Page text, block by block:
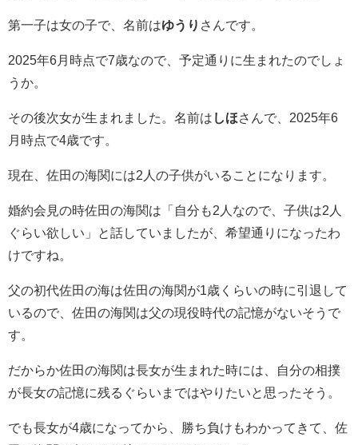
第一子は女の子で、名前はゆうり さんです。
2025年6月時点で7歳なので、予定通りに生まれたのでしょ
うか。
その後次女が生まれました。名前は しほさんで、2025年6
月時点で4歳です。
現在、佐田の海関には2人の子供がいることになります。
婚約会見の時佐田の海関は「自分も2人なので、子供は2人
ぐらい欲しい」と話していましたが、希望通りになったわ
けですね。
父の初代佐田の海は佐田の海関が1歳くらいの時に引退して
いるので、佐田の海関は父の現役時代の記憶がないそうで
す。
だからか佐田の海関は長女が生まれた時には、自分の相撲
が長女の記憶に残るぐらいまではやりたいと思ったそう。
でも長女が4歳になってから、勝ち負けもわかってきて、佐